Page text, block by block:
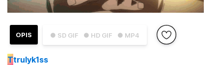
● SD GIF ● HD GIF ● MP4
OPIS
Ttrulyk1ss